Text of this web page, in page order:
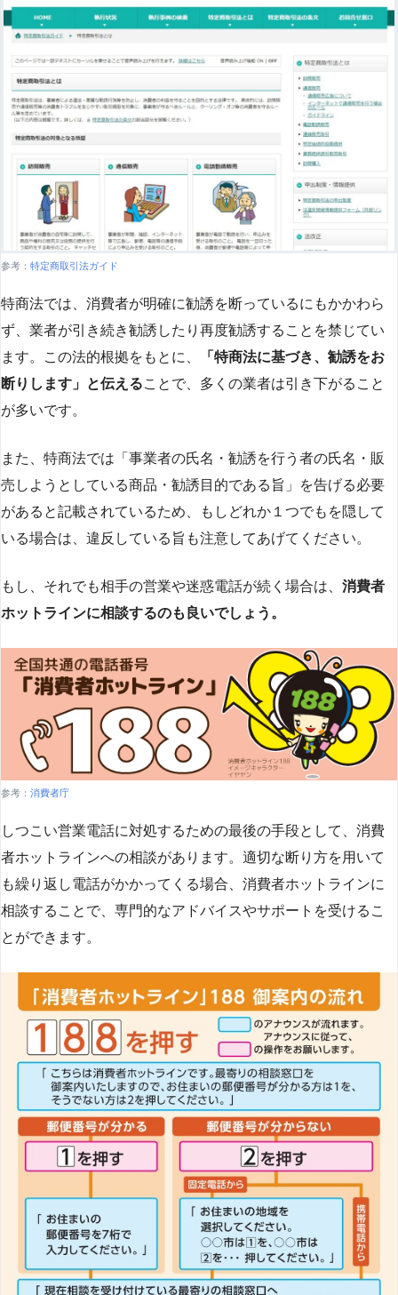
参考： 特定商取引法ガイド
特商法では、消費者が明確に勧誘を断っているにもかかわら
ず、業者が引き続き勧誘したり再度勧誘することを禁じてい
ます。この法的根拠をもとに、
「特商法に基づき、勧誘をお
断りします」と伝えることで、多くの業者は引き下がること
が多いです​​。
また、特商法では「事業者の氏名・勧誘を行う者の氏名・販
売しようとしている商品・勧誘目的である旨」を告げる必要
があると記載されているため、もしどれか１つでもを隠して
いる場合は、違反している旨も注意してあげてください。
もし、それでも相手の営業や迷惑電話が続く場合は、 消費者
ホットラインに相談するのも良いでしょう。
参考： 消費者庁
しつこい営業電話に対処するための最後の手段として、消費
者ホットラインへの相談があります。適切な断り方を用いて
も繰り返し電話がかかってくる場合、消費者ホットラインに
相談することで、専門的なアドバイスやサポートを受けるこ
とができます​​。